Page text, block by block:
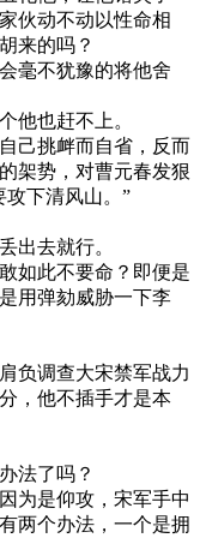
伙动不动以性命相
来的吗？
毫不犹豫的将他舍
他也赶不上。
己挑衅而自省，反而
架势，对曹元春发狠
攻下清风山。”
出去就行。
如此不要命？即便是
用弹劾威胁一下李
负调查大宋禁军战力
，他不插手才是本
法了吗？
为是仰攻，宋军手中
两个办法，一个是拥